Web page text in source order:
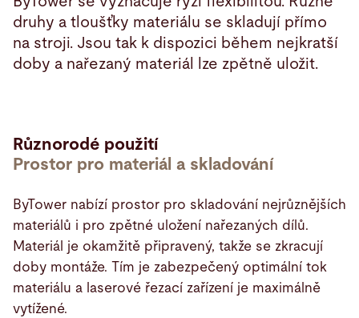
druhy a tloušťky materiálu se skladují přímo
na stroji. Jsou tak k dispozici během nejkratší
doby a nařezaný materiál lze zpětně uložit.
Různorodé použití
Prostor pro materiál a skladování
ByTower nabízí prostor pro skladování nejrůznějších
materiálů i pro zpětné uložení nařezaných dílů.
Materiál je okamžitě připravený, takže se zkracují
doby montáže. Tím je zabezpečený optimální tok
materiálu a laserové řezací zařízení je maximálně
vytížené.